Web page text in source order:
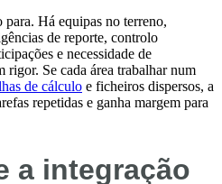
Há equipas no terreno,
de reporte, controlo
e necessidade de
rigor. Se cada área trabalhar num
de cálculo e ficheiros dispersos, a
repetidas e ganha margem para
a integração